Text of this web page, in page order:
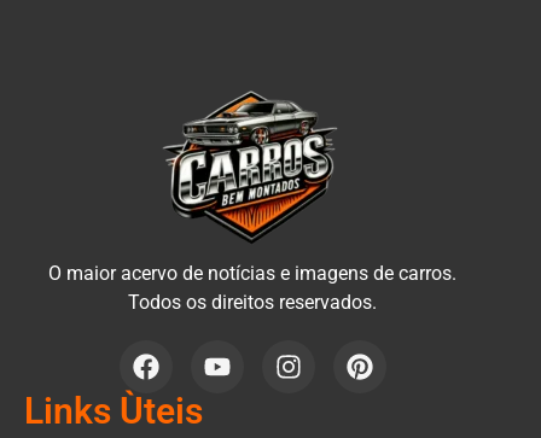
O maior acervo de notícias e imagens de carros.
Todos os direitos reservados.
Links Ùteis